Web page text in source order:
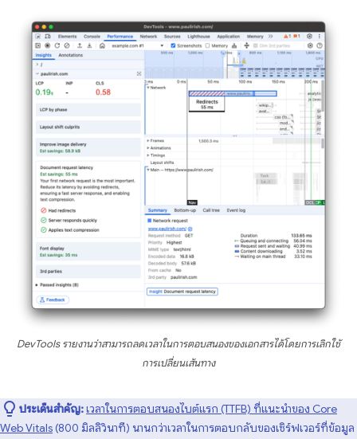
DevTools รายงานว่าสามารถลดเวลาในการตอบสนองของเอกสารได้โดยการเลิกใช้
การเปลี่ยนเส้นทาง
ประเด็นสำคัญ:เวลาในการตอบสนองไบต์แรก (TTFB) ที่แนะนำของ Core
Web Vitals(800 มิลลิวินาที) นานกว่าเวลาในการตอบกลับของเซิร์ฟเวอร์ที่ข้อมูล